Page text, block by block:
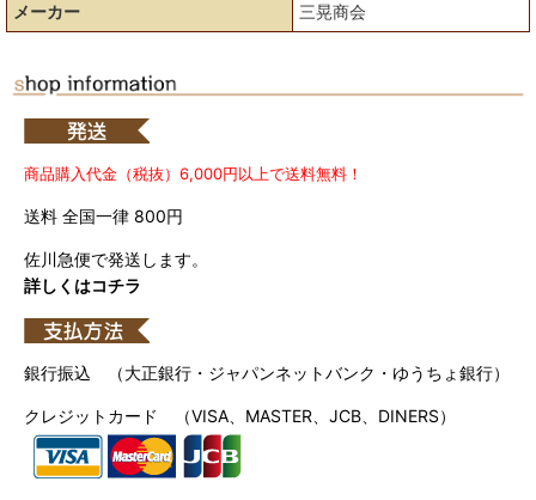
メーカー 三晃商会
商品購入代金（税抜）6,000円以上で送料無料！
送料 全国一律 800円
佐川急便で発送します。
詳しくはコチラ
銀行振込 （大正銀行・ジャパンネットバンク・ゆうちょ銀行）
クレジットカード （VISA、MASTER、JCB、DINERS）